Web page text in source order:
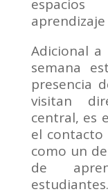
Adicional
semana
presencia
visitan
central, es
el contacto
como un
de
estudiantes.